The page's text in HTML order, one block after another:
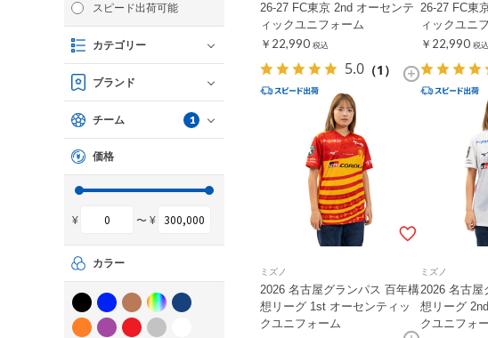
スピード出荷可能
カテゴリー
ブランド
チーム 1
価格
¥ 〜 ¥
カラー
26-27 FC東京 2nd オーセンテ
ィックユニフォーム
￥22,990 税込
5.0 （1）
26-27 FC東
ィックユニ
￥22,990 税込
ミズノ
2026 名古屋グランパス 百年構
想リーグ 1st オーセンティッ
クユニフォーム
ミズノ
2026 名古屋
想リーグ
クユニフォ